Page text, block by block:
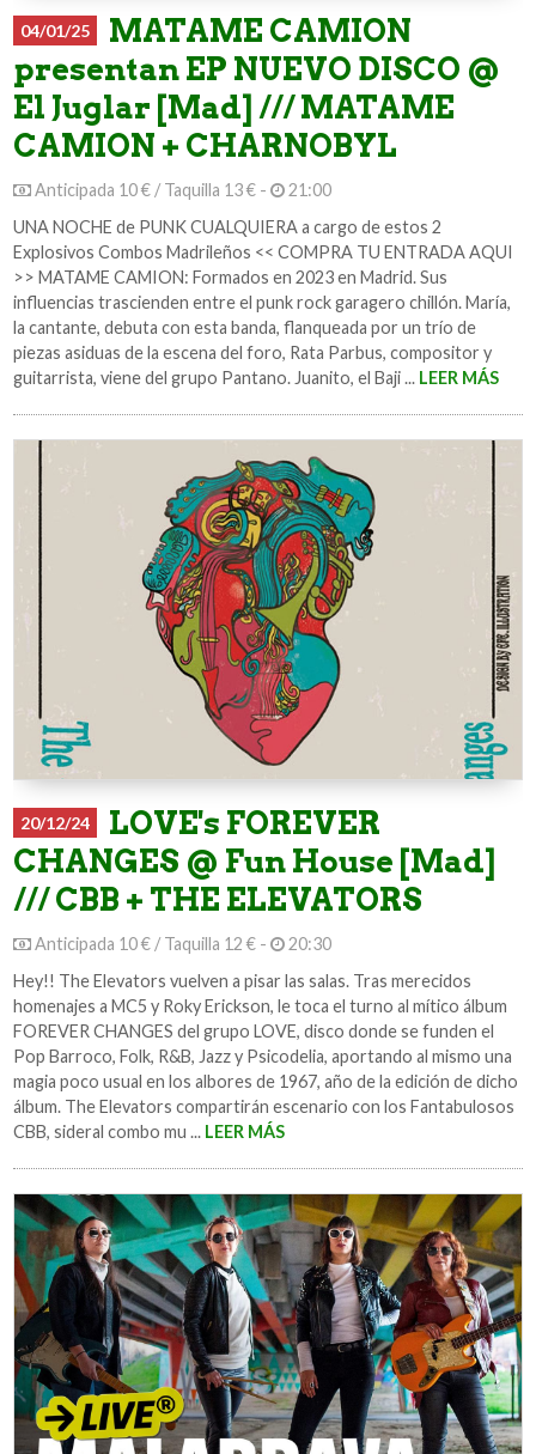
04/01/25
MATAME CAMION
presentan EP NUEVO DISCO @
El Juglar [Mad] /// MATAME
CAMION + CHARNOBYL
Anticipada 10 € / Taquilla 13 € -
21:00
UNA NOCHE de PUNK CUALQUIERA a cargo de estos 2
Explosivos Combos Madrileños << COMPRA TU ENTRADA AQUI
>> MATAME CAMION: Formados en 2023 en Madrid. Sus
influencias trascienden entre el punk rock garagero chillón. María,
la cantante, debuta con esta banda, flanqueada por un trío de
piezas asiduas de la escena del foro, Rata Parbus, compositor y
guitarrista, viene del grupo Pantano. Juanito, el Baji ... LEER MÁS
20/12/24
LOVE's FOREVER
CHANGES @ Fun House [Mad]
/// CBB + THE ELEVATORS
Anticipada 10 € / Taquilla 12 € -
20:30
Hey!! The Elevators vuelven a pisar las salas. Tras merecidos
homenajes a MC5 y Roky Erickson, le toca el turno al mítico álbum
FOREVER CHANGES del grupo LOVE, disco donde se funden el
Pop Barroco, Folk, R&B, Jazz y Psicodelia, aportando al mismo una
magia poco usual en los albores de 1967, año de la edición de dicho
álbum. The Elevators compartirán escenario con los Fantabulosos
CBB, sideral combo mu ... LEER MÁS